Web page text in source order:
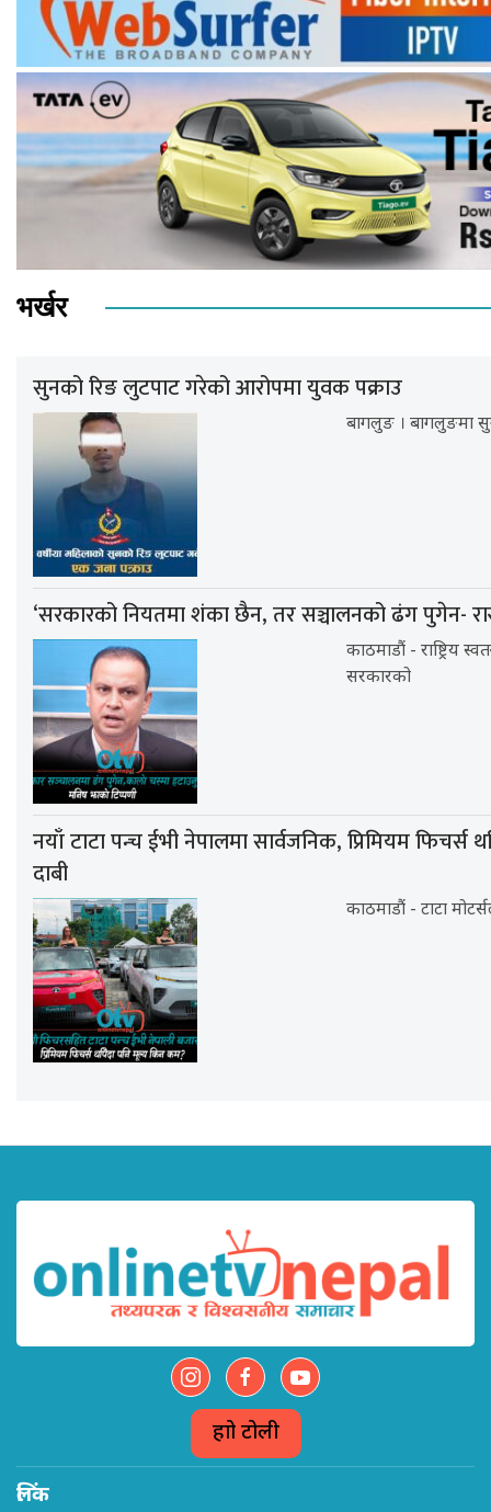
भर्खर
सुनको रिङ लुटपाट गरेको आरोपमा युवक पक्राउ
बागलुङ । बागलुङमा
‘सरकारको नियतमा शंका छैन, तर सञ्चालनको ढंग पुगेन-
काठमाडौं - राष्ट्रिय
सरकारको
नयाँ टाटा पन्च ईभी नेपालमा सार्वजनिक, प्रिमियम
दाबी
काठमाडौं - टाटा
हाम्रो टोली
लिंक